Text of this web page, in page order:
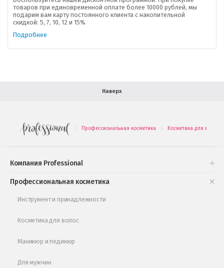
товаров при единовременной оплате более 10000 рублей, мы
подарим вам карту постоянного клиента с накопительной
скидкой: 5, 7, 10, 12 и 15%
Подробнее
Наверх
. Профессиональная косметика . Косметика для волос
Компания Professional
В помощь покупателю
Форма обратной связи
Профессиональная косметика
Инструмент и принадлежности
Косметика для волос
Маникюр и педикюр
Для мужчин
Подарочные наборы
Обучающее видео